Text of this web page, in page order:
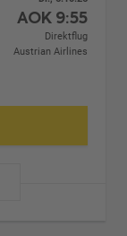
AOK 9:55
Direktflug
Austrian Airlines